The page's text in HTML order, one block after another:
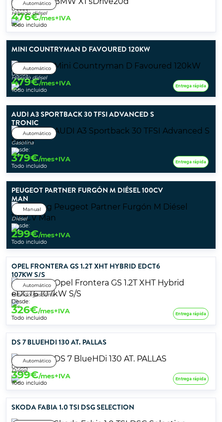
Automático
Híbrido diésel
Desde:
476€/mes+IVA
Todo incluido
MINI COUNTRYMAN D FAVOURED 120KW
Automático
Híbrido diésel
Desde:
479€/mes+IVA
Todo incluido
Entrega rápida
AUDI A3 SPORTBACK 30 TFSI ADVANCED S
TRONIC
Automático
Gasolina
Desde:
379€/mes+IVA
Todo incluido
Entrega rápida
PEUGEOT PARTNER FURGÓN M DIÉSEL 100CV
MAN
Manual
Diésel
Desde:
299€/mes+IVA
Todo incluido
OPEL FRONTERA GS 1.2T XHT HYBRID EDCT6
107KW S/S
Automático
Híbrido gasolina
Desde:
326€/mes+IVA
Todo incluido
Entrega rápida
DS 7 BLUEHDI 130 AT. PALLAS
Automático
Diésel
Desde:
399€/mes+IVA
Todo incluido
Entrega rápida
SKODA FABIA 1.0 TSI DSG SELECTION